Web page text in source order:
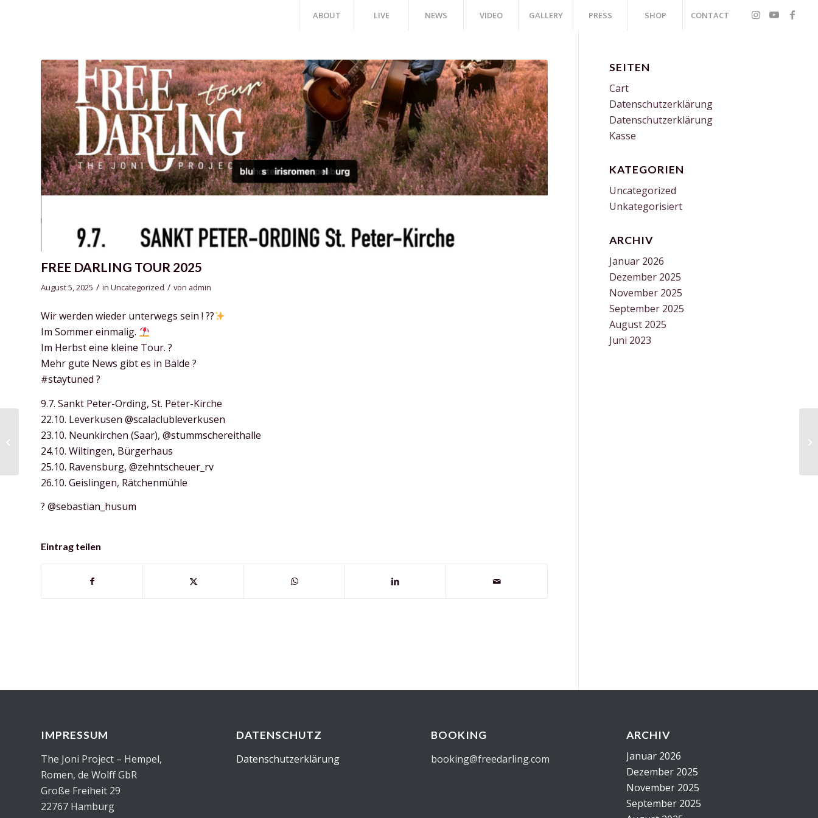
ABOUT LIVE NEWS VIDEO GALLERY PRESS SHOP CONTACT
FREE DARLING TOUR 2025
August 5, 2025 / in Uncategorized / von admin
Wir werden wieder unterwegs sein ! ??
Im Sommer einmalig.
Im Herbst eine kleine Tour. ?
Mehr gute News gibt es in Bälde ?
#staytuned ?
9.7. Sankt Peter-Ording, St. Peter-Kirche
22.10. Leverkusen @scalaclubleverkusen
23.10. Neunkirchen (Saar), @stummschereithalle
24.10. Wiltingen, Bürgerhaus
25.10. Ravensburg, @zehntscheuer_rv
26.10. Geislingen, Rätchenmühle
? @sebastian_husum
Eintrag teilen
SEITEN
Cart
Datenschutzerklärung
Datenschutzerklärung
Kasse
KATEGORIEN
Uncategorized
Unkategorisiert
ARCHIV
Januar 2026
Dezember 2025
November 2025
September 2025
August 2025
Juni 2023
IMPRESSUM
The Joni Project – Hempel,
Romen, de Wolff GbR
Große Freiheit 29
22767 Hamburg
DATENSCHUTZ
Datenschutzerklärung
BOOKING
booking@freedarling.com
ARCHIV
Januar 2026
Dezember 2025
November 2025
September 2025
Unser Album „Shades
of Blue“